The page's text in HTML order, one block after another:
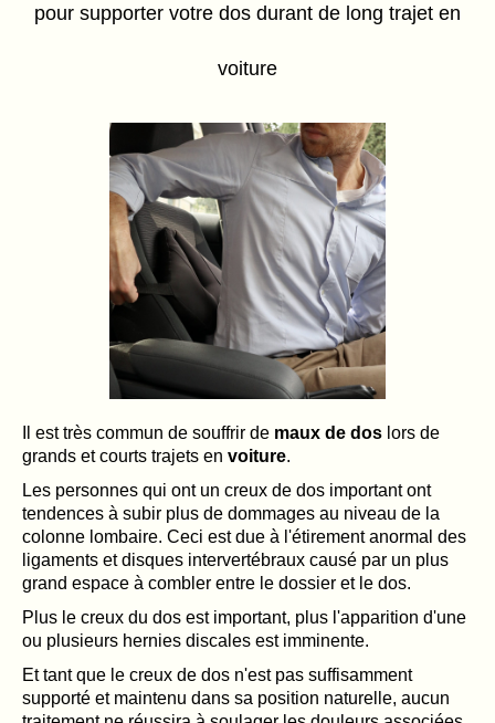
pour supporter votre dos durant de long trajet en
voiture
Il est très commun de souffrir de maux de dos lors de
grands et courts trajets en voiture.
Les personnes qui ont un creux de dos important ont
tendences à subir plus de dommages au niveau de la
colonne lombaire. Ceci est due à l'étirement anormal des
ligaments et disques intervertébraux causé par un plus
grand espace à combler entre le dossier et le dos.
Plus le creux du dos est important, plus l'apparition d'une
ou plusieurs hernies discales est imminente.
Et tant que le creux de dos n'est pas suffisamment
supporté et maintenu dans sa position naturelle, aucun